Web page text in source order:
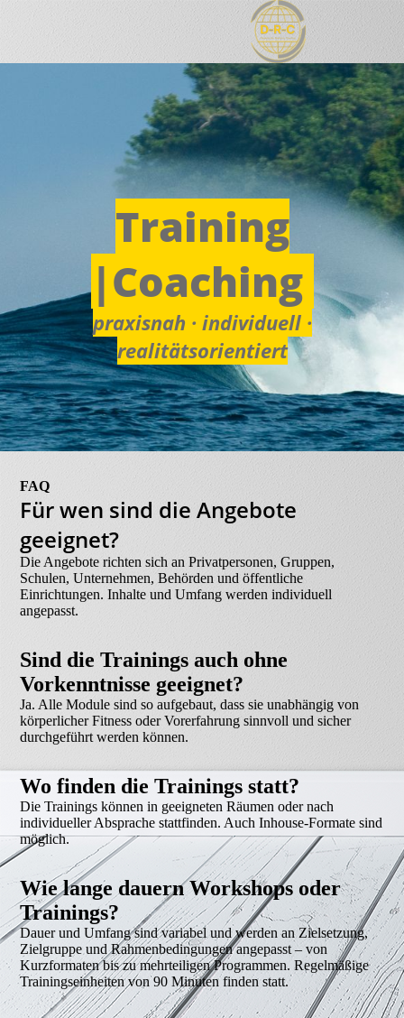
Training
|Coaching
praxisnah · individuell ·
realitätsorientiert
FAQ
Für wen sind die Angebote
geeignet?
Die Angebote richten sich an Privatpersonen, Gruppen,
Schulen, Unternehmen, Behörden und öffentliche
Einrichtungen. Inhalte und Umfang werden individuell
angepasst.
Sind die Trainings auch ohne
Vorkenntnisse geeignet?
Ja. Alle Module sind so aufgebaut, dass sie unabhängig von
körperlicher Fitness oder Vorerfahrung sinnvoll und sicher
durchgeführt werden können.
Wo finden die Trainings statt?
Die Trainings können in geeigneten Räumen oder nach
individueller Absprache stattfinden. Auch Inhouse-Formate sind
möglich.
Wie lange dauern Workshops oder
Trainings?
Dauer und Umfang sind variabel und werden an Zielsetzung,
Zielgruppe und Rahmenbedingungen angepasst – von
Kurzformaten bis zu mehrteiligen Programmen. Regelmäßige
Trainingseinheiten von 90 Minuten finden statt.